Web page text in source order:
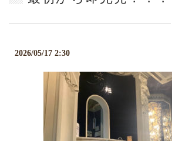
2026/05/17 2:30